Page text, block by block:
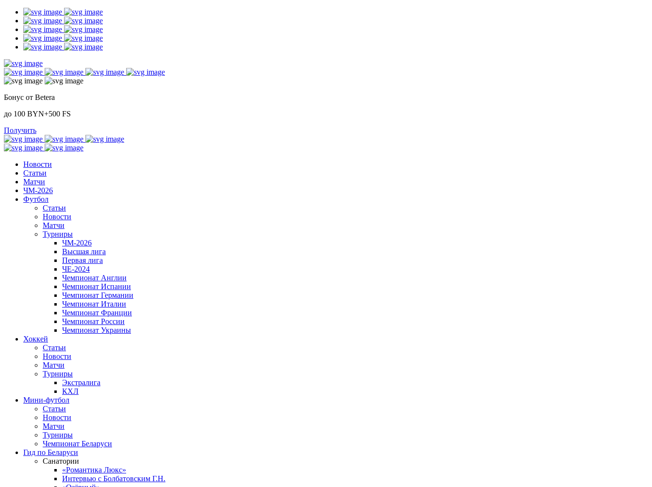
Бонус от Betera
до 100 BYN+500 FS
Получить
Новости
Статьи
Матчи
ЧМ-2026
Футбол
Статьи
Новости
Матчи
Турниры
ЧМ-2026
Высшая лига
Первая лига
ЧЕ-2024
Чемпионат Англии
Чемпионат Испании
Чемпионат Германии
Чемпионат Италии
Чемпионат Франции
Чемпионат России
Чемпионат Украины
Хоккей
Статьи
Новости
Матчи
Турниры
Экстралига
КХЛ
Мини-футбол
Статьи
Новости
Матчи
Турниры
Чемпионат Беларуси
Гид по Беларуси
Санатории
«Романтика Люкс»
Интервью с Болбатовским Г.Н.